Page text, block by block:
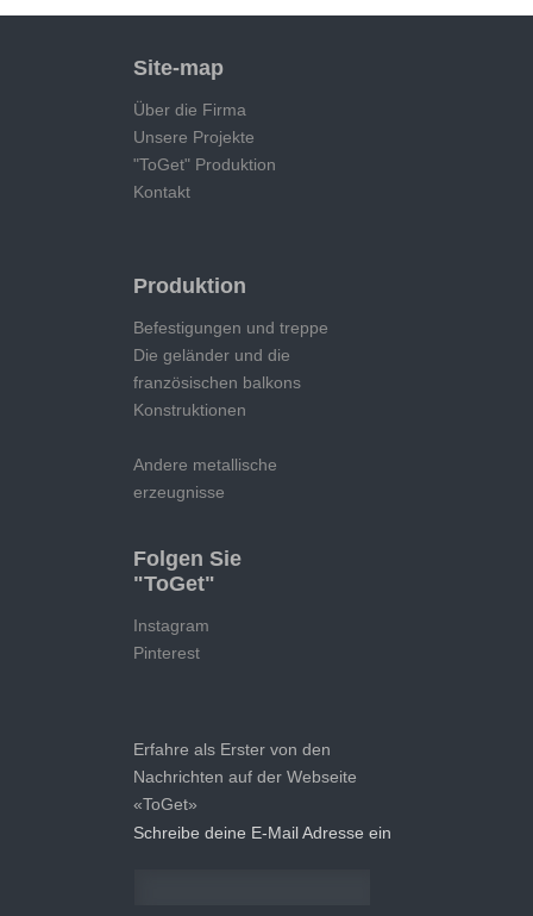
Site-map
Über die Firma
Unsere Projekte
"ToGet" Produktion
Kontakt
Produktion
Befestigungen und treppe
Die geländer und die
französischen balkons
Konstruktionen
Andere metallische
erzeugnisse
Folgen Sie
"ToGet"
Instagram
Pinterest
Erfahre als Erster von den
Nachrichten auf der Webseite
«ToGet»
Schreibe deine E-Mail Adresse ein